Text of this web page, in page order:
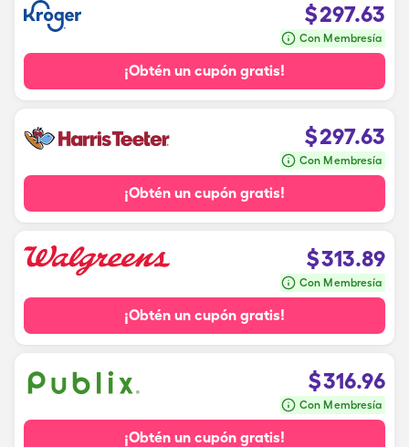
$297.63
Con Membresía
¡Obtén un cupón gratis!
$297.63
Con Membresía
¡Obtén un cupón gratis!
$313.89
Con Membresía
¡Obtén un cupón gratis!
$316.96
Con Membresía
¡Obtén un cupón gratis!